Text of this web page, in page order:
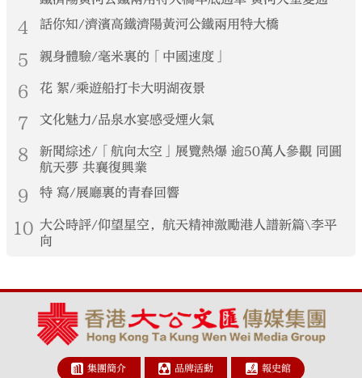
港生見證大國基建實力
4 話你知/濟濱高鐵濟陽黃河公鐵兩用特大橋
5 親身體驗/毫米裏的「中國速度」
6 花 絮/乘遊船打卡大明湖夜景
7 文化魅力/品泉水宴感受煙火氣
8
新聞綜述/「航向太空」展覽熱爆 逾50萬人參觀 同圓
航天夢 共襄復興業
9 特 寫/展廳裏的青春回響
10 大公時評/仰望星空，航天精神激勵港人譜新篇\李平
向
集團簡介 品牌活動 報史館